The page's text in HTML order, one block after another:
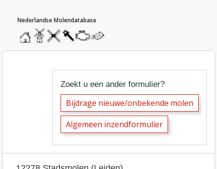
homemolendatabase
roedendatabase
assendatabase
motorendatabase
stuur
een
bericht
Zoekt u een ander formulier?
Bijdrage nieuwe/onbekende molen
Algemeen inzendformulier